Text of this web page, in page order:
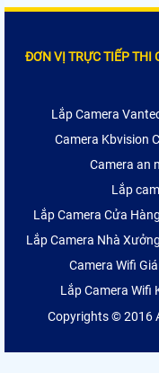
ĐƠN VỊ TRỰC TIẾP THI
Lắp Camera
Camera Kbvision
Camera an
Lắp
Lắp Camera Cửa
Lắp Camera Nhà Xưởng
Camera Wifi
Lắp Camera Wifi
Copyrights © 2016